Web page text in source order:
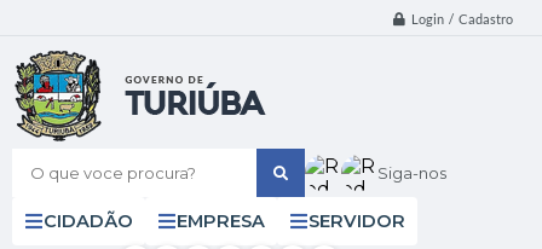
Login / Cadastro
O que voce procura? Siga-nos
CIDADÃO EMPRESA SERVIDOR